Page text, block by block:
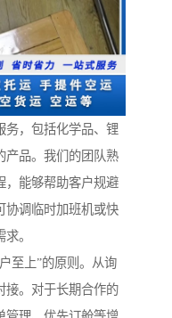
务，包括化学品、锂
产品。我们的团队熟
，能够帮助客户规避
协调临时加班机或快
。
至上”的原则。从询
接。对于长期合作的